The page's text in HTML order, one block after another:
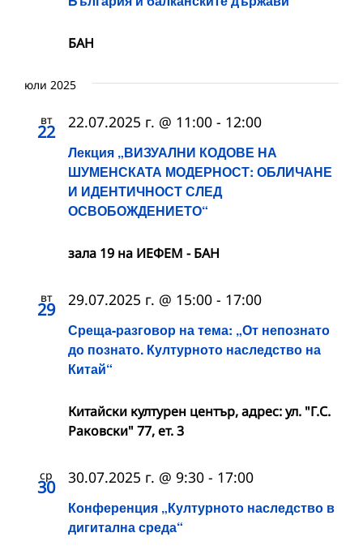
БАН
юли 2025
вт
22
Лекция „ВИЗУАЛНИ КОДОВЕ НА
ШУМЕНСКАТА МОДЕРНОСТ: ОБЛИЧАНЕ
И ИДЕНТИЧНОСТ СЛЕД
ОСВОБОЖДЕНИЕТО“
22.07.2025 г. @ 11:00 - 12:00
зала 19 на ИЕФЕМ - БАН
вт
29
Среща-разговор на тема: „От непознато
до познато. Културното наследство на
Китай“
29.07.2025 г. @ 15:00 - 17:00
Китайски културен център, адрес: ул. "Г.С.
Раковски" 77, ет. 3
ср
30
Конференция „Културното наследство в
дигитална среда“
30.07.2025 г. @ 9:30 - 17:00